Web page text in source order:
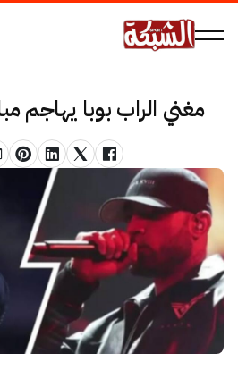
مغني الراب بوبا يهاجم